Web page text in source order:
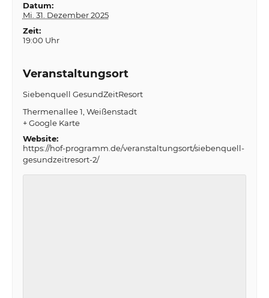
Datum:
Mi. 31. Dezember 2025
Zeit:
19:00 Uhr
Veranstaltungsort
Siebenquell GesundZeitResort
Thermenallee 1 Weißenstadt
+ Google Karte
Website:
https://hof-programm.de/veranstaltungsort/siebenquell-
gesundzeitresort-2/